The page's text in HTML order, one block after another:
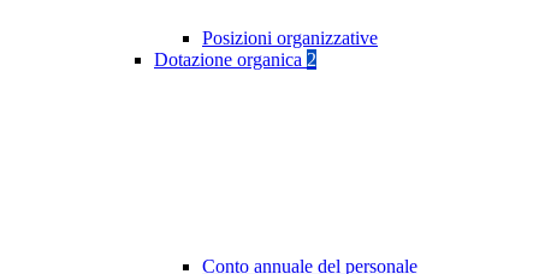
Posizioni organizzative
Dotazione organica 2
Conto annuale del personale